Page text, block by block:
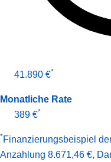
41.890 €*
Monatliche Rate
389 €*
*Finanzierungsbeispiel
Anzahlung 8.671,46 €,